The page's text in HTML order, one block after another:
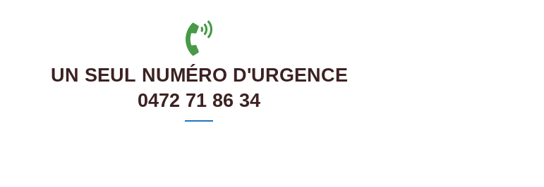
UN SEUL NUMÉRO D'URGENCE
0472 71 86 34